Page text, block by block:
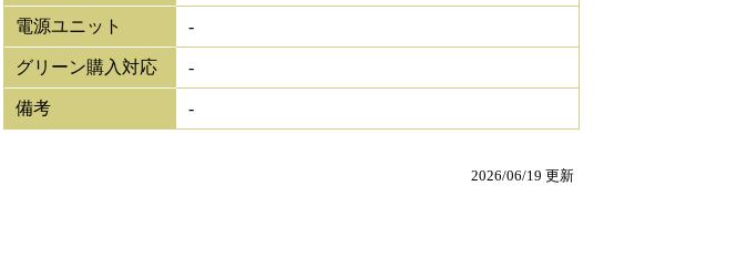
電源ユニット -
グリーン購入対応 -
備考 -
2026/06/19 更新